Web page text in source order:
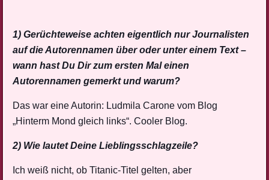
1) Gerüchteweise achten eigentlich nur Journalisten
auf die Autorennamen über oder unter einem Text –
wann hast Du Dir zum ersten Mal einen
Autorennamen gemerkt und warum?
Das war eine Autorin: Ludmila Carone vom Blog
„Hinterm Mond gleich links“. Cooler Blog.
2) Wie lautet Deine Lieblingsschlagzeile?
Ich weiß nicht, ob Titanic-Titel gelten, aber